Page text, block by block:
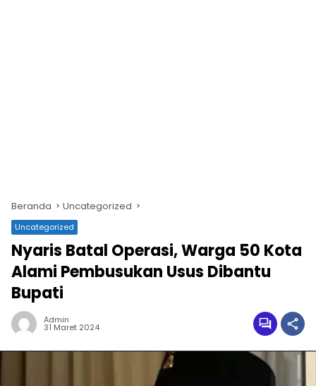
Beranda Uncategorized
Uncategorized
Nyaris Batal Operasi, Warga 50 Kota
Alami Pembusukan Usus Dibantu
Bupati
Admin
31 Maret 2024